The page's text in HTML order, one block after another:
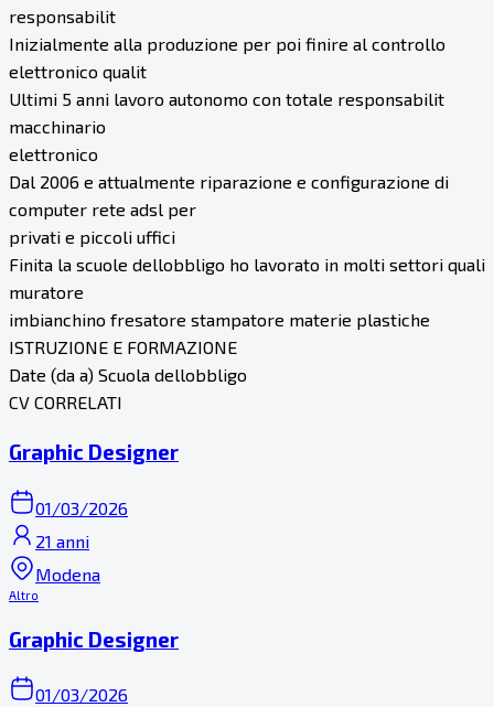
responsabilit
Inizialmente alla produzione per poi finire al controllo
elettronico qualit
Ultimi 5 anni lavoro autonomo con totale responsabilit
macchinario
elettronico
Dal 2006 e attualmente riparazione e configurazione di
computer rete adsl per
privati e piccoli uffici
Finita la scuole dellobbligo ho lavorato in molti settori quali
muratore
imbianchino fresatore stampatore materie plastiche
ISTRUZIONE E FORMAZIONE
Date (da a) Scuola dellobbligo
CV CORRELATI
Graphic Designer
01/03/2026
21 anni
Modena
Altro
Graphic Designer
01/03/2026